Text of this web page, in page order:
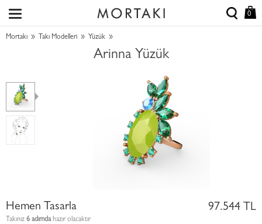
0
Mortakı » Takı Modelleri » Yüzük »
Arinna Yüzük
Hemen Tasarla
Takınız 6 adımdahazır olacaktır
97.544 TL